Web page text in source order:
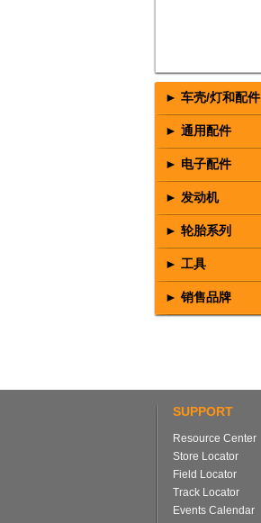
► 车壳/灯和配件
► 通用配件
► 电子配件
► 发动机
► 轮胎系列
► 工具
► 销售品牌
SUPPORT
Resource Center
Store Locator
Field Locator
Track Locator
Events Calendar